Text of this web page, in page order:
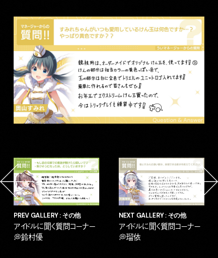
PREV GALLERY : その他
アイドルに聞く質問コーナー
💭鈴村優
NEXT GALLERY : その他
アイドルに聞く質問コーナー
💭瑠依